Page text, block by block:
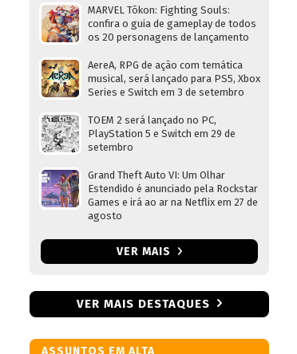
MARVEL Tōkon: Fighting Souls:
confira o guia de gameplay de todos
os 20 personagens de lançamento
AereA, RPG de ação com temática
musical, será lançado para PS5, Xbox
Series e Switch em 3 de setembro
TOEM 2 será lançado no PC,
PlayStation 5 e Switch em 29 de
setembro
Grand Theft Auto VI: Um Olhar
Estendido é anunciado pela Rockstar
Games e irá ao ar na Netflix em 27 de
agosto
VER MAIS
VER MAIS DESTAQUES
ASSUNTOS EM ALTA